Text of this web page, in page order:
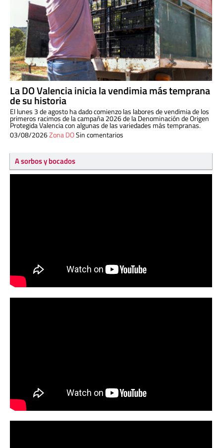
La DO Valencia inicia la vendimia más temprana
de su historia
El lunes 3 de agosto ha dado comienzo las labores de vendimia de los
primeros racimos de la campaña 2026 de la Denominación de Origen
Protegida Valencia con algunas de las variedades más tempranas.
03/08/2026Zona DOSin comentarios
A sorbos y bocados